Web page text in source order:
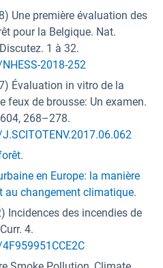
Une première évaluation des
pour la Belgique. Nat.
1 à 32.
2018-252
Évaluation in vitro de la
feux de brousse: Un examen.
268–278.
en Europe: la manière
au changement climatique.
Incidences des incendies de
4.